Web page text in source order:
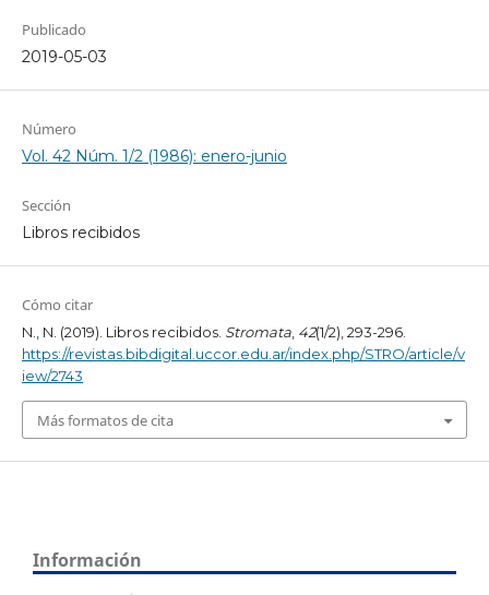
Publicado
2019-05-03
Número
Vol. 42 Núm. 1/2 (1986): enero-junio
Sección
Libros recibidos
Cómo citar
N., N. (2019). Libros recibidos. Stromata, 42(1/2), 293-296.
https://revistas.bibdigital.uccor.edu.ar/index.php/STRO/article/v
iew/2743
Más formatos de cita
Información